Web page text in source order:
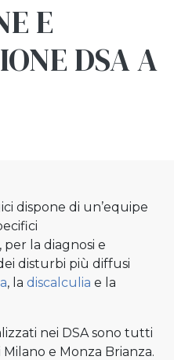
E
DSA A
dispone di un’equipe
la diagnosi e
disturbi più diffusi
, la discalculia e la
nei DSA sono tutti
e Monza Brianza.